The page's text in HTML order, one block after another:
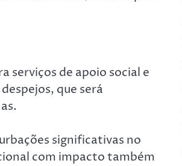
serviços de apoio social e
que será
significativas no
com impacto também